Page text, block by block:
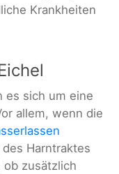
Krankheiten
es sich um eine
allem, wenn die
Harntraktes
zusätzlich